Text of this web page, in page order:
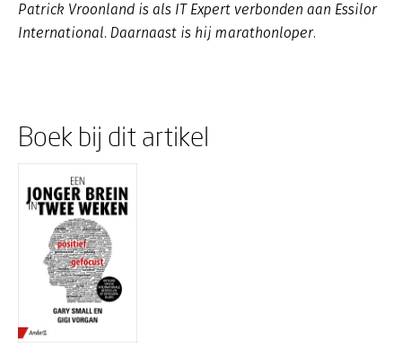
Patrick Vroonland is als IT Expert verbonden aan Essilor
International. Daarnaast is hij marathonloper.
Boek bij dit artikel